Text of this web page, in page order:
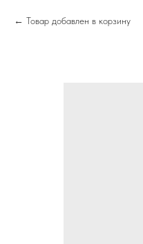
Товар добавлен в корзину